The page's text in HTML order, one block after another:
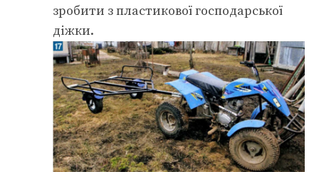
зробити з пластикової господарської
діжки.